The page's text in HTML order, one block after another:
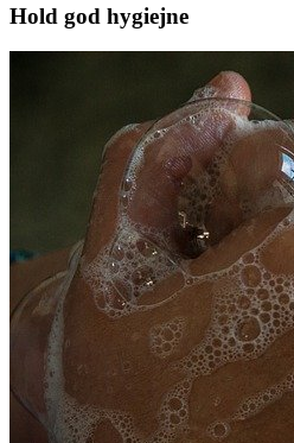
Hold god hygiejne